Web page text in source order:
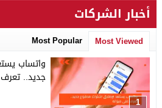
أخبار الشركات
Most Viewed
Most Popular
1
واتساب
جديد..